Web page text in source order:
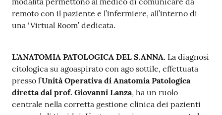
remoto con il paziente e l’infermiere, all’interno di
una ‘Virtual Room’ dedicata.
L’ANATOMIA PATOLOGICA DEL S.ANNA. La diagnosi
citologica su agoaspirato con ago sottile, effettuata
presso l’Unità Operativa di Anatomia Patologica
diretta dal prof. Giovanni Lanza, ha un ruolo
centrale nella corretta gestione clinica dei pazienti